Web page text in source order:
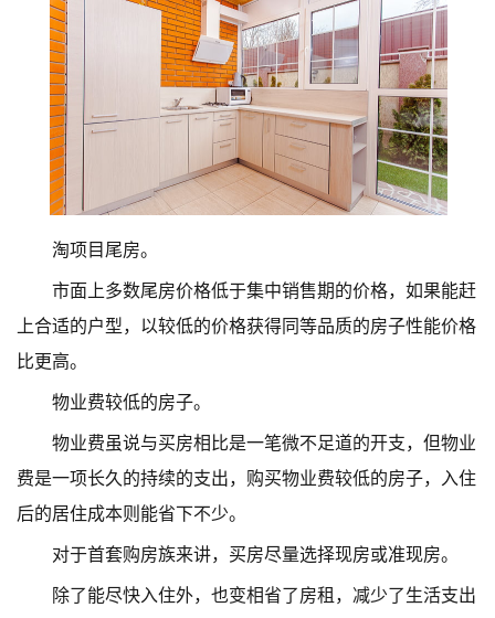
淘项目尾房。
市面上多数尾房价格低于集中销售期的价格，如果能赶
上合适的户型，以较低的价格获得同等品质的房子性能价格
比更高。
物业费较低的房子。
物业费虽说与买房相比是一笔微不足道的开支，但物业
费是一项长久的持续的支出，购买物业费较低的房子，入住
后的居住成本则能省下不少。
对于首套购房族来讲，买房尽量选择现房或准现房。
除了能尽快入住外，也变相省了房租，减少了生活支出